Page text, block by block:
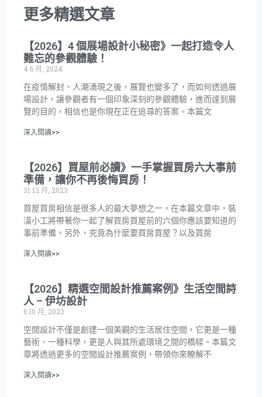
更多精選文章
【2026】4 個展場設計小秘密》一起打造令人
難忘的參觀體驗！
4 6 月, 2024
在疫情解封、人潮湧現之後，展覽也變多了，而如何透過展
場設計，讓參觀者有一個印象深刻的參觀體驗，進而達到展
覽的目的，相信也是你現在正在追尋的答案。本篇文
深入閱讀>>
【2026】買屋前必讀》一手掌握買房六大事前
準備，讓你不再後悔買房！
31 12 月, 2023
買屋買房相信是很多人的最大夢想之一。在本篇文章中，裝
潢小工將帶著你一起了解買房買屋前的六個你應該要知道的
事前準備。另外，究竟為什麼要買房買屋？以及買房
深入閱讀>>
【2026】精選空間設計推薦案例》生活空間詩
人 – 伊坊設計
6 10 月, 2023
空間設計不僅是創建一個美觀的生活居住空間，它更是一種
藝術、一種科學，更是人與其所處環境之間的橋樑。本篇文
章將透過更多的空間設計推薦案例，帶領你來瞭解不
深入閱讀>>